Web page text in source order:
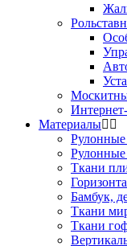
Материалы
Рулонные
Рулонные
Ткани
Бамбук,
Ткани
Ткани